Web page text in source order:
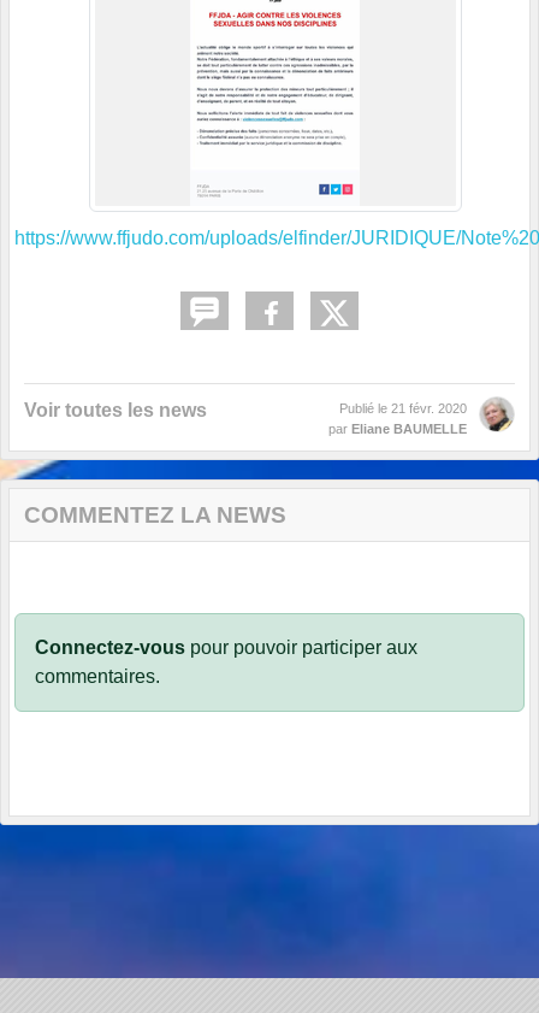
https://www.ffjudo.com/uploads/elfinder/JURIDIQUE/
Voir toutes les news Publié le 21 févr. 2020
par Eliane BAUMELLE
COMMENTEZ LA NEWS
Connectez-vous pour pouvoir participer aux
commentaires.